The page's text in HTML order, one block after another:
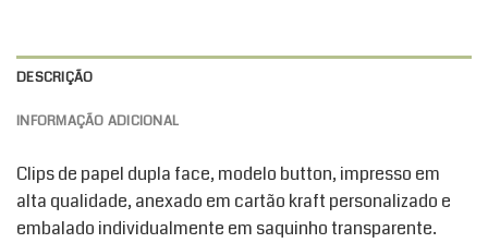
DESCRIÇÃO
INFORMAÇÃO ADICIONAL
Clips de papel dupla face, modelo button, impresso em
alta qualidade, anexado em cartão kraft personalizado e
embalado individualmente em saquinho transparente.